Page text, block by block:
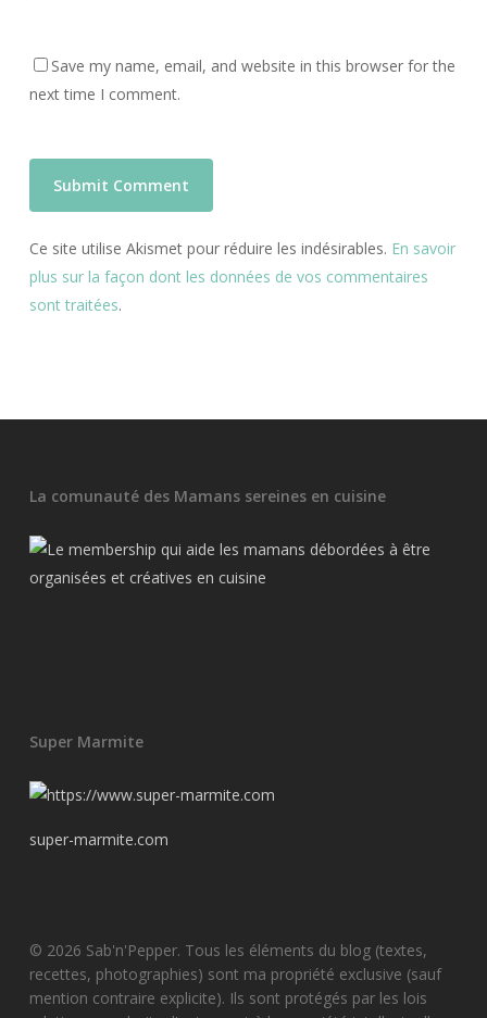
Save my name, email, and website in this browser for the
next time I comment.
Ce site utilise Akismet pour réduire les indésirables. En savoir
plus sur la façon dont les données de vos commentaires
sont traitées.
La comunauté des Mamans sereines en cuisine
Super Marmite
super-marmite.com
© 2026 Sab'n'Pepper. Tous les éléments du blog (textes,
recettes, photographies) sont ma propriété exclusive (sauf
mention contraire explicite). Ils sont protégés par les lois